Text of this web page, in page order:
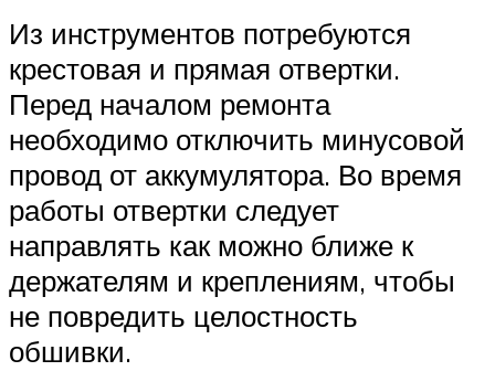
Из инструментов потребуются
крестовая и прямая отвертки.
Перед началом ремонта
необходимо отключить минусовой
провод от аккумулятора. Во время
работы отвертки следует
направлять как можно ближе к
держателям и креплениям, чтобы
не повредить целостность
обшивки.